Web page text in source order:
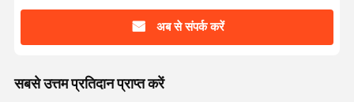
अब से संपर्क करें
सबसे उत्तम प्रतिदान प्राप्त करें